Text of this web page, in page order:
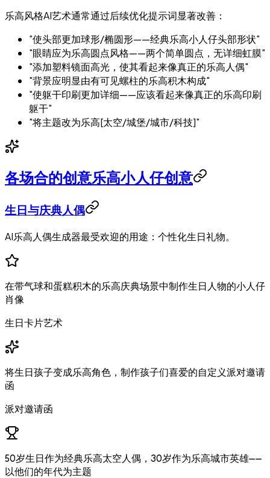
乐高风格AI艺术通常通过后续优化提示词显著改善：
"使头部更加球形/椭圆形——经典乐高小人仔头部形状"
"眼睛应为乐高圆点风格——两个简单圆点，无详细虹膜"
"添加塑料镜面高光，使其看起来像真正的乐高人偶"
"背景应明显由有可见螺柱的乐高积木构成"
"使躯干印刷更加详细——应该看起来像真正的乐高印刷
躯干"
"将主题改为乐高[太空/城堡/城市/科技]"
各场合的创意乐高小人仔创意
生日与庆典人偶
AI乐高人偶生成器最受欢迎的用途：个性化生日礼物。
在带气球和蛋糕积木的乐高庆典场景中制作生日人物的小人仔
肖像
生日卡片艺术
将生日孩子变成乐高角色，制作孩子们喜爱的自定义派对邀请
函
派对邀请函
50岁生日作为经典乐高太空人偶，30岁作为乐高城市英雄——
以他们的年代为主题